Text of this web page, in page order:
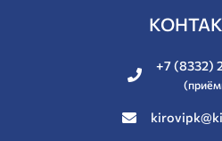
+7 (8332)